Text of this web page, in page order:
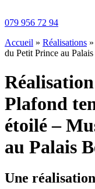
079 956 72 94
Accueil » Réalisations »
du Petit Prince au
Plafond
étoilé –
au Palais
Une